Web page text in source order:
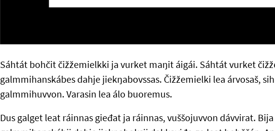
Sáhtát bohčit čižžemielkki ja vurket maŋit áigái. Sáhtát vurket
galmmihanskábes dahje jiekŋabovssas. Čižžemielki lea árvosaš,
galmmihuvvon. Varasin lea álo buoremus.
Dus galget leat ráinnas gieđat ja ráinnas, vuššojuvvon dávvirat.